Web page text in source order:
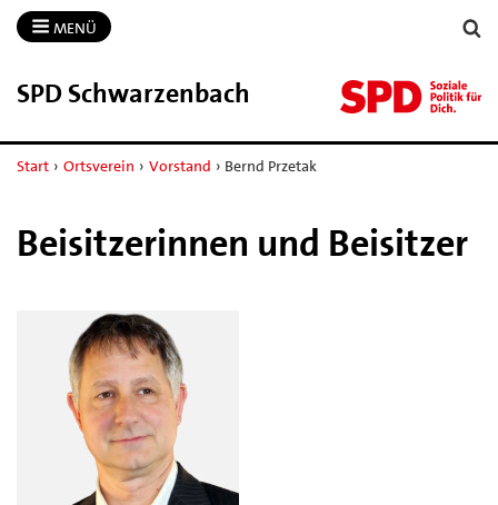
MENÜ
SPD Schwarzenbach
Start › Ortsverein › Vorstand › Bernd Przetak
Beisitzerinnen und Beisitzer